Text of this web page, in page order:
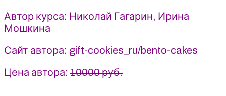
Ирина
Мошкина
Gift
Автор курса: Николай Гагарин, Ирина
Мошкина
Сайт автора: gift-cookies_ru/bento-cakes
Цена автора: 10000 руб.